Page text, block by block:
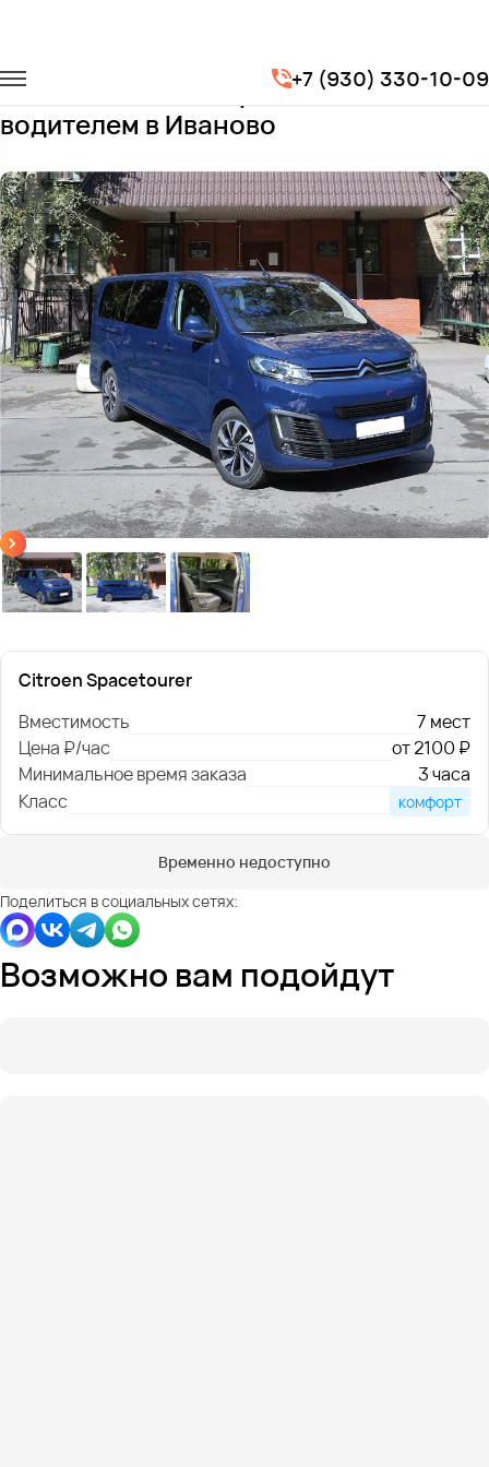
+7 (930) 330-10-09
Citroen Spacetourer
Заказать Citroen Spacetourer с
водителем в Иваново
Citroen Spacetourer
Вместимость
7 мест
Цена ₽/час
от 2100 ₽
Минимальное время заказа
3 часа
Класс
комфорт
Временно недоступно
Поделиться в социальных сетях:
Возможно вам подойдут